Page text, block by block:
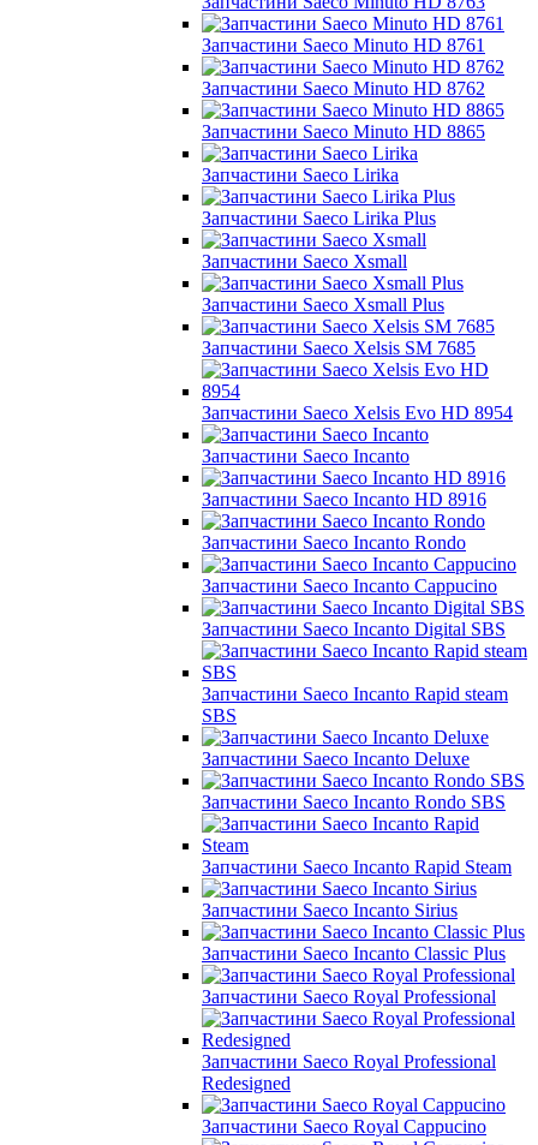
Запчастини Saeco Minuto HD 8761
Запчастини Saeco Minuto HD 8762
Запчастини Saeco Minuto HD 8865
Запчастини Saeco Lirika
Запчастини Saeco Lirika Plus
Запчастини Saeco Xsmall
Запчастини Saeco Xsmall Plus
Запчастини Saeco Xelsis SM 7685
Запчастини Saeco Xelsis Evo HD 8954
Запчастини Saeco Incanto
Запчастини Saeco Incanto HD 8916
Запчастини Saeco Incanto Rondo
Запчастини Saeco Incanto Cappucino
Запчастини Saeco Incanto Digital SBS
Запчастини Saeco Incanto Rapid steam
SBS
Запчастини Saeco Incanto Deluxe
Запчастини Saeco Incanto Rondo SBS
Запчастини Saeco Incanto Rapid Steam
Запчастини Saeco Incanto Sirius
Запчастини Saeco Incanto Classic Plus
Запчастини Saeco Royal Professional
Запчастини Saeco Royal Professional
Redesigned
Запчастини Saeco Royal Cappucino